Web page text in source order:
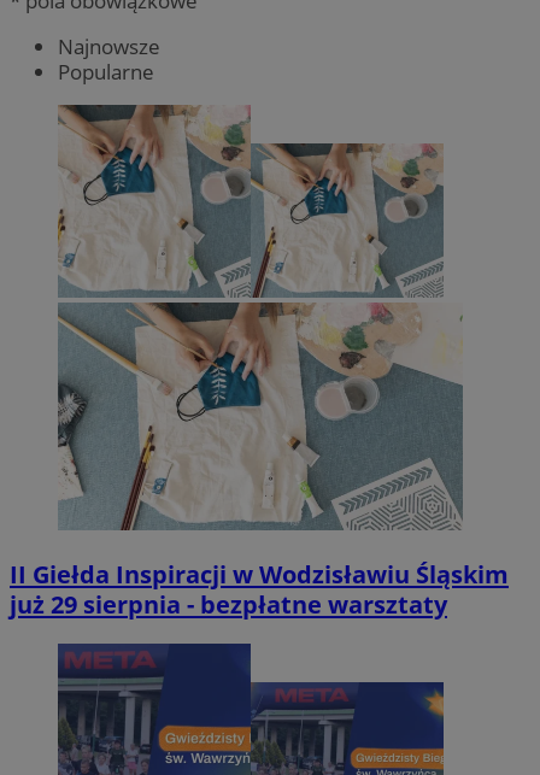
Najnowsze
Popularne
II Giełda Inspiracji w Wodzisławiu Śląskim
już 29 sierpnia - bezpłatne warsztaty